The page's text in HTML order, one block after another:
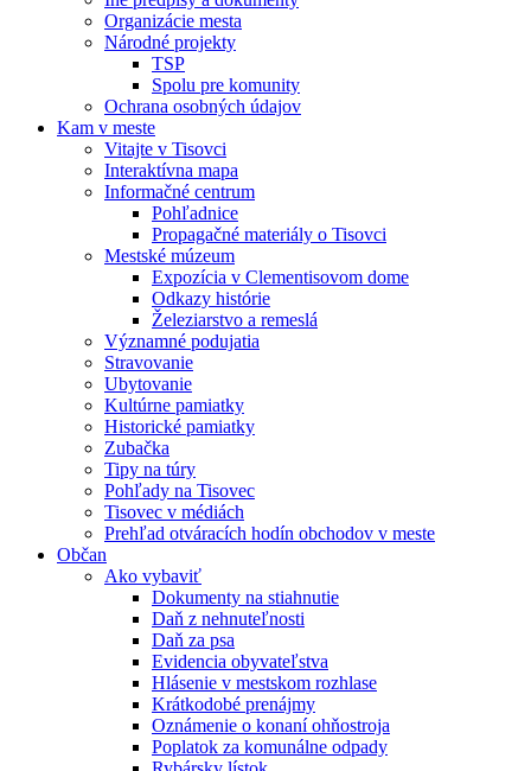
Organizácie mesta
Národné projekty
TSP
Spolu pre komunity
Ochrana osobných údajov
Kam v meste
Vitajte v Tisovci
Interaktívna mapa
Informačné centrum
Pohľadnice
Propagačné materiály o Tisovci
Mestské múzeum
Expozícia v Clementisovom dome
Odkazy histórie
Železiarstvo a remeslá
Významné podujatia
Stravovanie
Ubytovanie
Kultúrne pamiatky
Historické pamiatky
Zubačka
Tipy na túry
Pohľady na Tisovec
Tisovec v médiách
Prehľad otváracích hodín obchodov v meste
Občan
Ako vybaviť
Dokumenty na stiahnutie
Daň z nehnuteľnosti
Daň za psa
Evidencia obyvateľstva
Hlásenie v mestskom rozhlase
Krátkodobé prenájmy
Oznámenie o konaní ohňostroja
Poplatok za komunálne odpady